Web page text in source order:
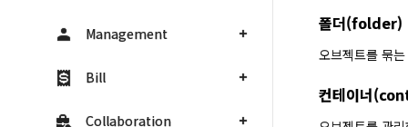
Management
Bill
Collaboration
폴더(folder)
오브젝트를 묶
컨테이너